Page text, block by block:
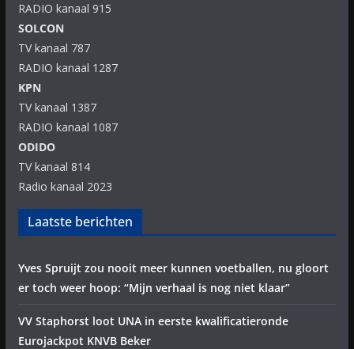
RADIO kanaal 915
SOLCON
TV kanaal 787
RADIO kanaal 1287
KPN
TV kanaal 1387
RADIO kanaal 1087
ODIDO
TV kanaal 814
Radio kanaal 2023
Laatste berichten
Yves Spruijt zou nooit meer kunnen voetballen, nu gloort
er toch weer hoop: “Mijn verhaal is nog niet klaar”
VV Staphorst loot UNA in eerste kwalificatieronde
Eurojackpot KNVB Beker